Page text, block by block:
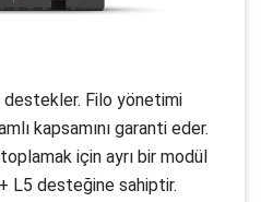
destekler. Filo yönetimi
kapsamını garanti eder.
için ayrı bir modül
L5 desteğine sahiptir.